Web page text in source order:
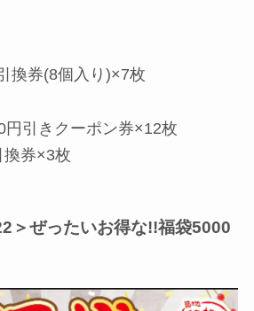
換券(8個入り)×7枚
円引きクーポン券×12枚
換券×3枚
＞ぜったいお得な!!福袋5000